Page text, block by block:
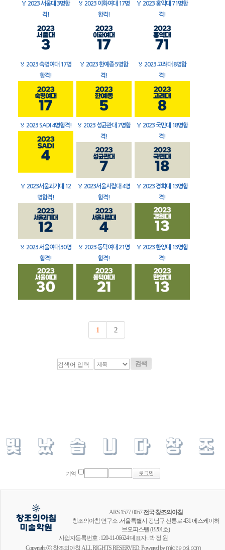
🏅 2023 서울대 3명합
격!
🏅 2023 이화여대 17명
합격!
🏅 2023 홍익대 71명합
격!
🏅 2023 숙명여대 17명
합격!
🏅 2023 한예종 5명합
격!
🏅 2023 고려대 8명합
격!
🏅 2023 SADI 4명합격! 🏅 2023 성균관대 7명합
격!
🏅 2023 국민대 18명합
격!
🏅 2023서울과기대 12
명합격!
🏅 2023서울시립대 4명
합격!
🏅 2023 경희대 13명합
격!
🏅 2023 서울여대 30명
합격!
🏅 2023 동덕여대 21명
합격!
🏅 2023 한양대 13명합
격!
1 2
검색
기억
ARS 1577-0057전국 창조의아침
창조의아침 연구소 :서울특별시 강남구 선릉로 431 에스케이허
브오피스텔 (B201호)
사업자등록번호 : 120-11-06624 대표자 : 박 정 원
Copyright ⓒ 창조의아침 ALL RIGHTS RESERVED. Powered bymidaeipsi.com